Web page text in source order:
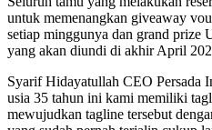
untuk memenangkan giveaway
setiap minggunya dan grand prize
yang akan diundi di akhir April
Syarif Hidayatullah CEO Persada
usia 35 tahun ini kami memiliki
mewujudkan tagline tersebut